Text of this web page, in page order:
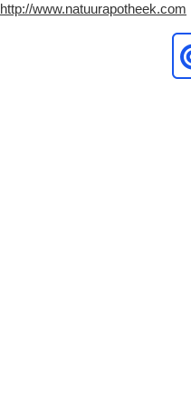
http://www.natuurapotheek.com